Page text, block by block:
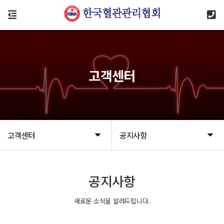
고객센터 공지사항
고객센터
공지사항
새로운 소식을 알려드립니다.